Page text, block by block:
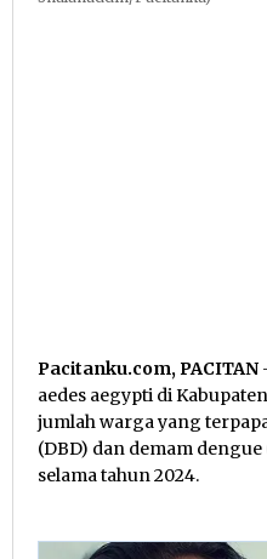
Pacitanku.com, PACITAN
aedes aegypti di Kabupaten
jumlah warga yang
(DBD) dan demam
selama tahun 2024.